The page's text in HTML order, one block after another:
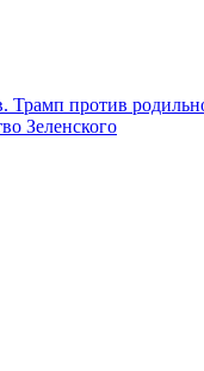
Трамп против
Зеленского